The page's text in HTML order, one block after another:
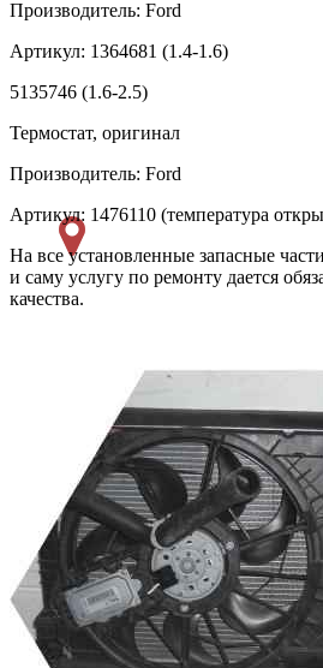
Производитель: Ford
Артикул: 1364681 (1.4-1.6)
5135746 (1.6-2.5)
Термостат, оригинал
Производитель: Ford
Артикул: 1476110 (температура
На все установленные запасные
и саму услугу по ремонту дается
качества.